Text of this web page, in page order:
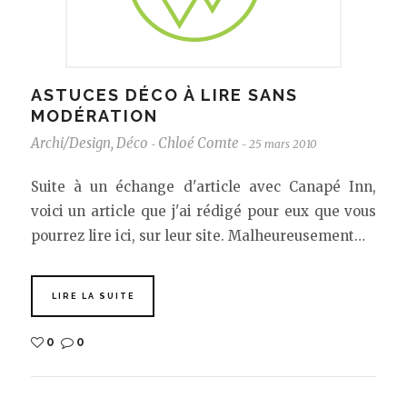
ASTUCES DÉCO À LIRE SANS
MODÉRATION
Archi/Design, Déco - Chloé Comte - 25 mars 2010
Suite à un échange d'article avec Canapé Inn,
voici un article que j'ai rédigé pour eux que vous
pourrez lire ici, sur leur site. Malheureusement…
LIRE LA SUITE
0 0